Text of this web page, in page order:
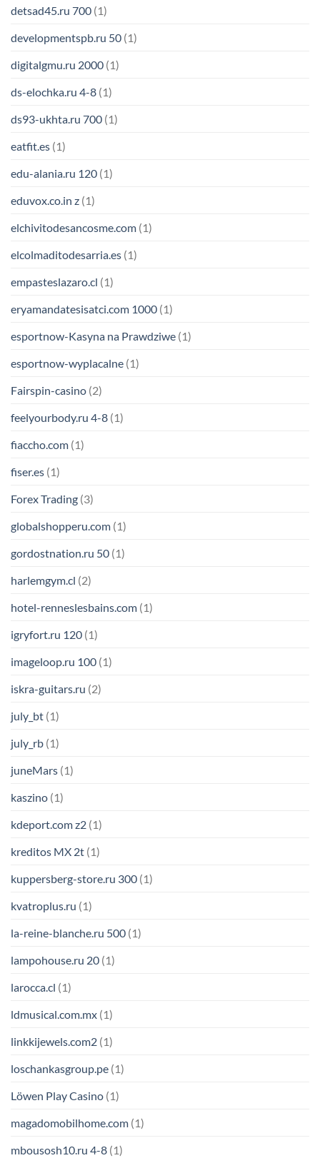
detsad45.ru 700 (1)
developmentspb.ru 50 (1)
digitalgmu.ru 2000 (1)
ds-elochka.ru 4-8 (1)
ds93-ukhta.ru 700 (1)
eatfit.es (1)
edu-alania.ru 120 (1)
eduvox.co.in z (1)
elchivitodesancosme.com (1)
elcolmaditodesarria.es (1)
empasteslazaro.cl (1)
eryamandatesisatci.com 1000 (1)
esportnow-Kasyna na Prawdziwe (1)
esportnow-wyplacalne (1)
Fairspin-casino (2)
feelyourbody.ru 4-8 (1)
fiaccho.com (1)
fiser.es (1)
Forex Trading (3)
globalshopperu.com (1)
gordostnation.ru 50 (1)
harlemgym.cl (2)
hotel-renneslesbains.com (1)
igryfort.ru 120 (1)
imageloop.ru 100 (1)
iskra-guitars.ru (2)
july_bt (1)
july_rb (1)
juneMars (1)
kaszino (1)
kdeport.com z2 (1)
kreditos MX 2t (1)
kuppersberg-store.ru 300 (1)
kvatroplus.ru (1)
la-reine-blanche.ru 500 (1)
lampohouse.ru 20 (1)
larocca.cl (1)
ldmusical.com.mx (1)
linkkijewels.com2 (1)
loschankasgroup.pe (1)
Löwen Play Casino (1)
magadomobilhome.com (1)
mbousosh10.ru 4-8 (1)